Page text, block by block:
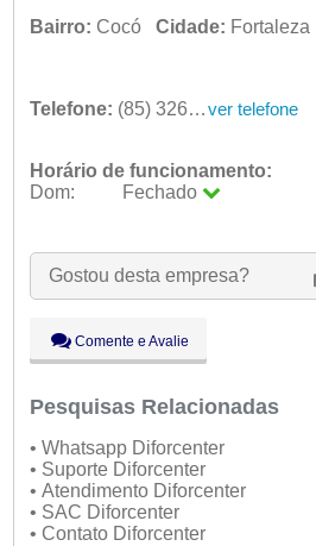
Bairro: Cocó Cidade: Fortaleza
Telefone: (85) 3265-2110 ver telefone
Horário de funcionamento:
Dom:
Fechado
Qua:
09:00 - 18:00
Qui:
09:00 - 18:00
Sáb:
Dom:
Fechado
Gostou desta empresa?
Comente e Avalie
Pesquisas Relacionadas
• Whatsapp Diforcenter
• Suporte Diforcenter
• Atendimento Diforcenter
• SAC Diforcenter
• Contato Diforcenter